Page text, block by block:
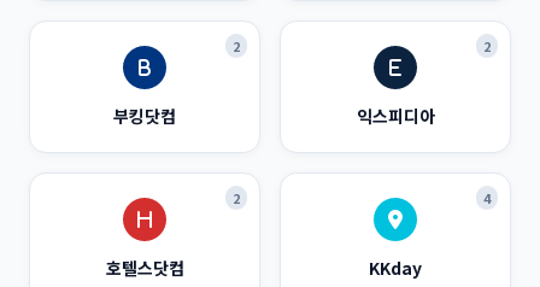
부킹닷컴
2
익스피디아
2
호텔스닷컴
2
KKday
4